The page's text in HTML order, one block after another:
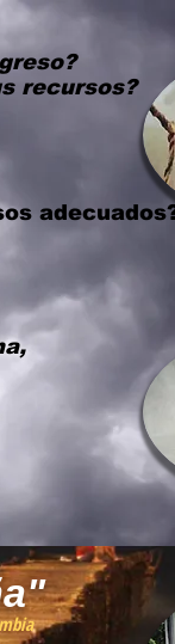
recursos?